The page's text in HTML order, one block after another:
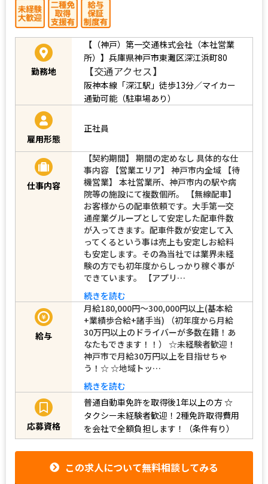
勤務地
【（神戸）第一交通株式会社（本社営業
所）】兵庫県神戸市東灘区深江浜町80
【交通アクセス】
阪神本線「深江駅」徒歩13分／マイカー
通勤可能（駐車場あり）
雇用形態
正社員
仕事内容
【契約期間】 期間の定めなし 具体的な仕
事内容 【営業エリア】 神戸市内全域 【待
機営業】 本社営業所、神戸市内の駅や病
院等の施設にて複数個所。 【無線配車】
お客様からの配車依頼です。大手第一交
通産業グループとして安定した配車件数
が入ってきます。配車件数が安定して入
ってくるという事は売上も安定しお給料
も安定します。その為当社では業界未経
験の方でも初年度からしっかり稼ぐ事が
できています。 【アプリ…
続きを読む
給与
月給180,000円～300,000円以上(基本給
+業績歩合給+諸手当) （初年度から月給
30万円以上のドライバーが多数在籍！あ
なたもできます！！） ☆未経験者歓迎！
神戸市で月給30万円以上を目指せちゃ
う！☆ ☆地域トッ…
続きを読む
応募資格
普通自動車免許を取得後1年以上の方☆
タクシー未経験者歓迎！2種免許取得費用
を会社で全額負担します！（条件有り）
この求人について無料相談してみる